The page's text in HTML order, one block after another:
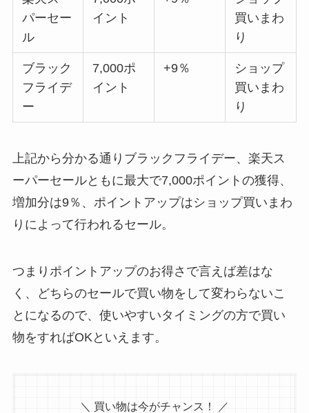
パーセー
ル
イント
買いまわ
り
ブラック
フライデ
ー
7,000ポ
イント
+9％
ショップ
買いまわ
り
上記から分かる通りブラックフライデー、楽天ス
ーパーセールともに最大で7,000ポイントの獲得、
増加分は9％、ポイントアップはショップ買いまわ
りによって行われるセール。
つまりポイントアップのお得さで言えば差はな
く、どちらのセールで買い物をして変わらないこ
とになるので、使いやすいタイミングの方で買い
物をすればOKといえます。
＼ 買い物は今がチャンス！ ／